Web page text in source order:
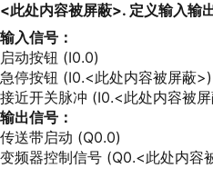
<此处内容被屏蔽>. 定义输入输
输入信号：
启动按钮 (I0.0)
急停按钮 (I0.<此处内容被屏蔽>)
接近开关脉冲 (I0.<此处内容被
输出信号：
传送带启动 (Q0.0)
变频器控制信号 (Q0.<此处内容